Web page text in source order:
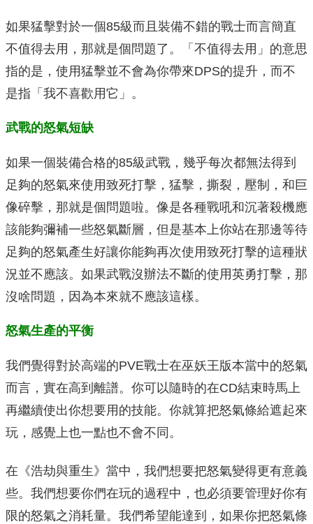
如果猛擊對於一個85級而且裝備不錯的戰士而言簡直
不值得去用，那就是個問題了。「不值得去用」的意思
指的是，使用猛擊並不會為你帶來DPS的提升，而不
是指「我不喜歡用它」。
武戰的怒氣短缺
如果一個裝備合格的85級武戰，幾乎每次都無法得到
足夠的怒氣來使用致死打擊，猛擊，撕裂，壓制，和巨
像碎擊，那就是個問題啦。像是各種戰吼和沉著殺機應
該能夠彌補一些怒氣斷層，但是基本上你站在那邊等待
足夠的怒氣產生好讓你能夠再次使用致死打擊的這種狀
況並不應該。如果武戰沒辦法不斷的使用英勇打擊，那
沒啥問題，因為本來就不應該這樣。
怒氣生產的平衡
我們覺得對於高端的PVE戰士在巫妖王版本當中的怒氣
而言，實在高到離譜。你可以隨時的在CD結束時馬上
再繼續使出你想要用的技能。你就算把怒氣條給遮起來
玩，感覺上也一點也不會不同。
在《浩劫與重生》當中，我們想要把怒氣變得更有意義
些。我們想要你們在玩的過程中，也必須要管理好你有
限的怒氣之消耗量。我們希望能達到，如果你把怒氣條